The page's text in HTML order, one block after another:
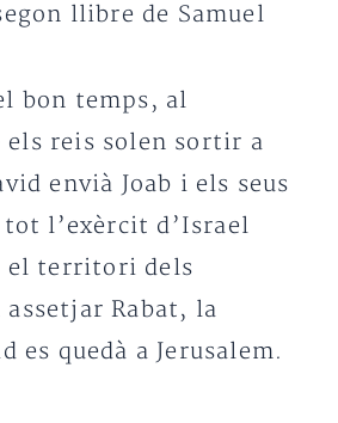
llibre de Samuel
bon temps, al
els reis solen sortir a
envià Joab i els seus
l’exèrcit d’Israel
el territori dels
Rabat, la
es quedà a Jerusalem.